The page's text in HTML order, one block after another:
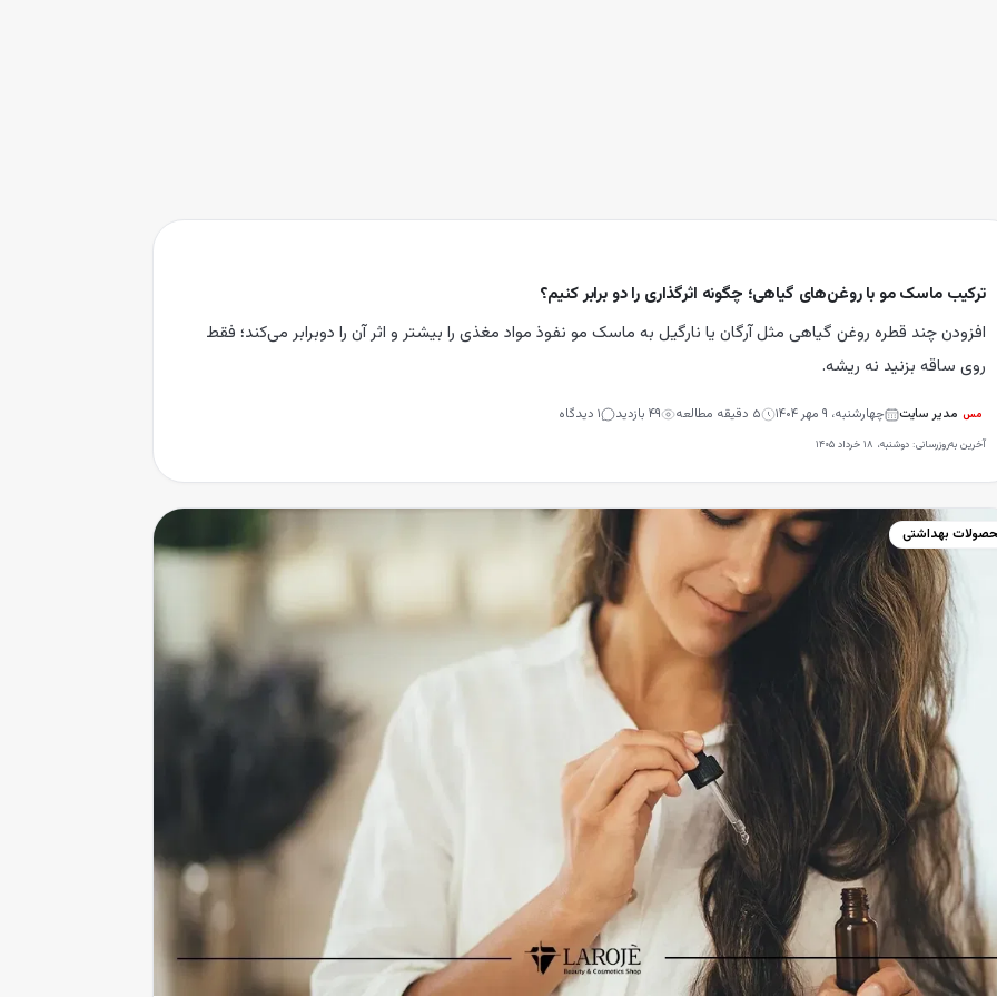
ترکیب ماسک مو با روغن‌های گیاهی؛ چگونه اثرگذاری را دو برابر کنیم؟
افزودن چند قطره روغن گیاهی مثل آرگان یا نارگیل به ماسک مو نفوذ مواد مغذی را بیشتر و اثر آن را دوبرابر می‌کند؛ فقط
روی ساقه بزنید نه ریشه.
مس مدیر سایت چهارشنبه، ۹ مهر ۱۴۰۴ ۵ دقیقه مطالعه ۴۹ بازدید ۱ دیدگاه
آخرین به‌روزرسانی: دوشنبه، ۱۸ خرداد ۱۴۰۵
بهداشتی